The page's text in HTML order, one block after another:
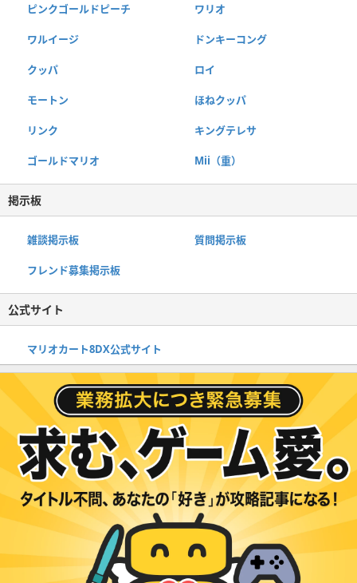
ピンクゴールドピーチ ワリオ
ワルイージ ドンキーコング
クッパ ロイ
モートン ほねクッパ
リンク キングテレサ
ゴールドマリオ Mii（重）
掲示板
雑談掲示板 質問掲示板
フレンド募集掲示板
公式サイト
マリオカート8DX公式サイト